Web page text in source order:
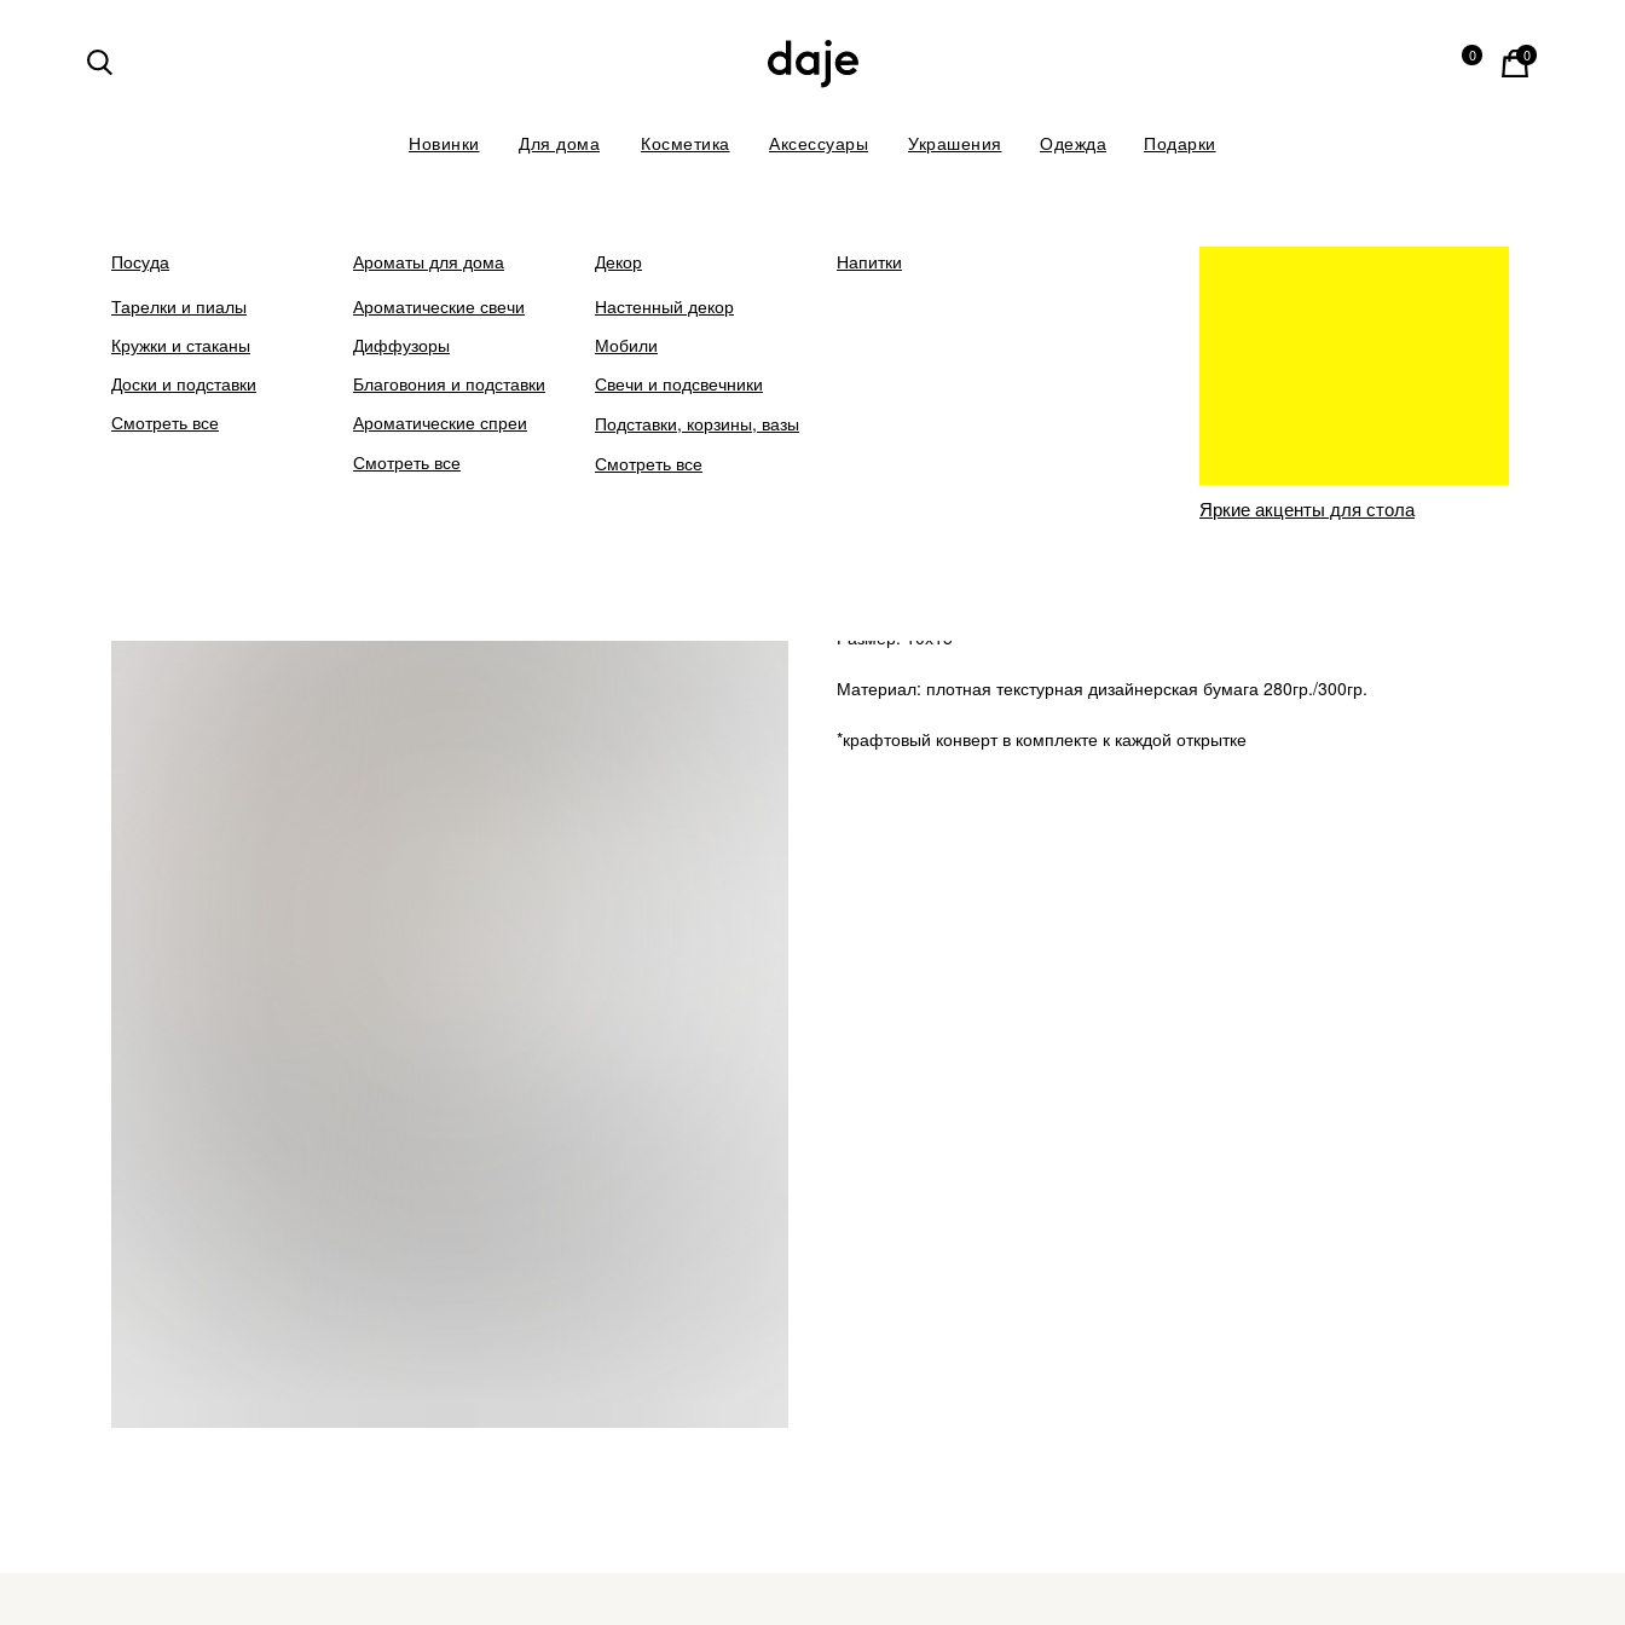
Для дома Косметика Аксессуары Украшения Одежда Подарки
0
0
Новинки
Размер: 10х15
Материал: плотная текстурная дизайнерская бумага 280гр./300гр.
*крафтовый конверт в комплекте к каждой открытке
Посуда
Тарелки и пиалы
Кружки и стаканы
Доски и подставки
Смотреть все
Ароматы для дома
Ароматические свечи
Диффузоры
Благовония и подставки
Ароматические спреи
Смотреть все
Декор
Настенный декор
Мобили
Свечи и подсвечники
Подставки, корзины, вазы
Напитки
Яркие акценты для стола
Смотреть все